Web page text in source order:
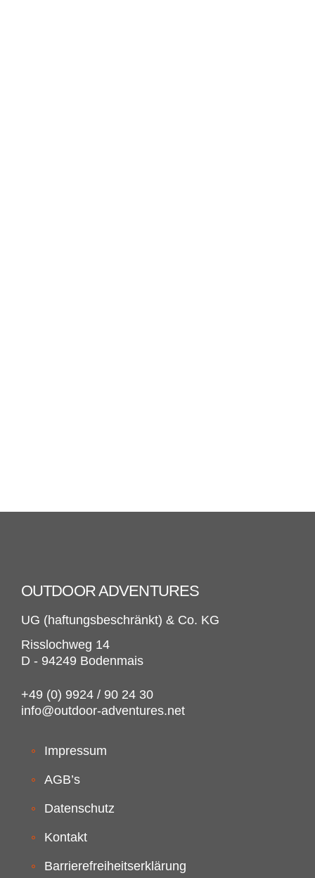
OUTDOOR ADVENTURES
UG (haftungsbeschränkt) & Co. KG
Risslochweg 14
D - 94249 Bodenmais
+49 (0) 9924 / 90 24 30
info@outdoor-adventures.net
Impressum
AGB’s
Datenschutz
Kontakt
Barrierefreiheitserklärung